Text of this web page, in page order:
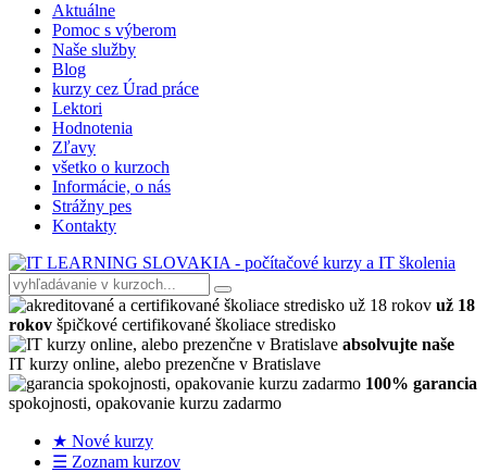
Aktuálne
Pomoc s výberom
Naše služby
Blog
kurzy cez Úrad práce
Lektori
Hodnotenia
Zľavy
všetko o kurzoch
Informácie, o nás
Strážny pes
Kontakty
už 18
rokov špičkové certifikované školiace stredisko
absolvujte naše
IT kurzy online, alebo prezenčne v Bratislave
100% garancia
spokojnosti, opakovanie kurzu zadarmo
★ Nové kurzy
☰ Zoznam kurzov